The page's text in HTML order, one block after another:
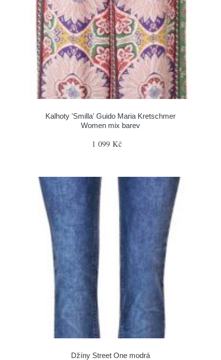
Kalhoty 'Smilla' Guido Maria Kretschmer
Women mix barev
1 099 Kč
Džíny Street One modrá